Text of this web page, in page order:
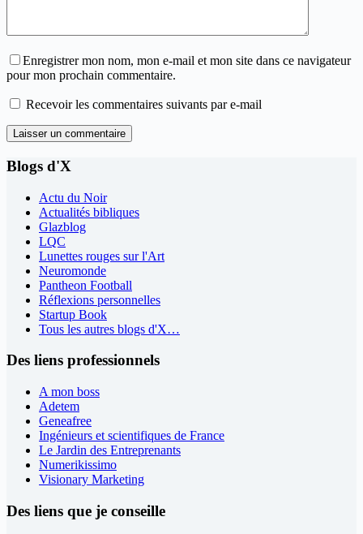
Enregistrer mon nom, mon e-mail et mon site dans ce navigateur
pour mon prochain commentaire.
Recevoir les commentaires suivants par e-mail
Laisser un commentaire
Blogs d'X
Actu du Noir
Actualités bibliques
Glazblog
LQC
Lunettes rouges sur l'Art
Neuromonde
Pantheon Football
Réflexions personnelles
Startup Book
Tous les autres blogs d'X…
Des liens professionnels
A mon boss
Adetem
Geneafree
Ingénieurs et scientifiques de France
Le Jardin des Entreprenants
Numerikissimo
Visionary Marketing
Des liens que je conseille